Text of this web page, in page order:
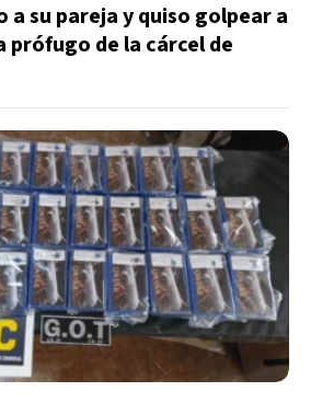
a su pareja y quiso golpear a
prófugo de la cárcel de